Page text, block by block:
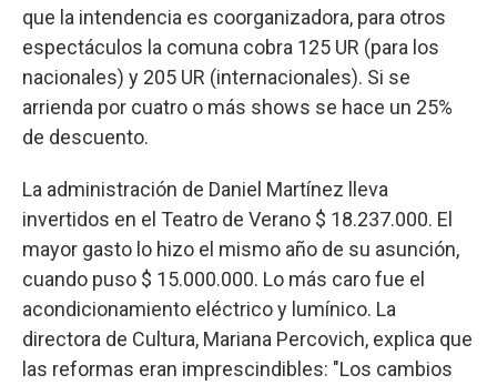
que la intendencia es coorganizadora, para otros
espectáculos la comuna cobra 125 UR (para los
nacionales) y 205 UR (internacionales). Si se
arrienda por cuatro o más shows se hace un 25%
de descuento.
La administración de Daniel Martínez lleva
invertidos en el Teatro de Verano $ 18.237.000. El
mayor gasto lo hizo el mismo año de su asunción,
cuando puso $ 15.000.000. Lo más caro fue el
acondicionamiento eléctrico y lumínico. La
directora de Cultura, Mariana Percovich, explica que
las reformas eran imprescindibles: "Los cambios